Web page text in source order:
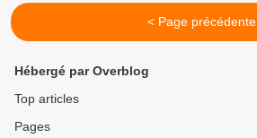
< Page précédente
Hébergé par Overblog
Top articles
Pages